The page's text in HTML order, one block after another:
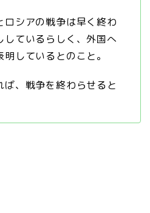
ロシアの戦争は早く終わ
しているらしく、外国へ
しているとのこと。
ば、戦争を終わらせると